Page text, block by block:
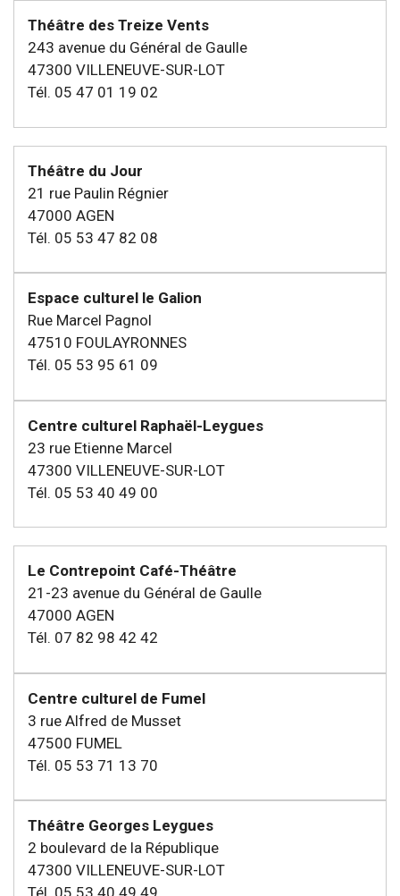
Théâtre des Treize Vents
243 avenue du Général de Gaulle
47300 VILLENEUVE-SUR-LOT
Tél. 05 47 01 19 02
Théâtre du Jour
21 rue Paulin Régnier
47000 AGEN
Tél. 05 53 47 82 08
Espace culturel le Galion
Rue Marcel Pagnol
47510 FOULAYRONNES
Tél. 05 53 95 61 09
Centre culturel Raphaël-Leygues
23 rue Etienne Marcel
47300 VILLENEUVE-SUR-LOT
Tél. 05 53 40 49 00
Le Contrepoint Café-Théâtre
21-23 avenue du Général de Gaulle
47000 AGEN
Tél. 07 82 98 42 42
Centre culturel de Fumel
3 rue Alfred de Musset
47500 FUMEL
Tél. 05 53 71 13 70
Théâtre Georges Leygues
2 boulevard de la République
47300 VILLENEUVE-SUR-LOT
Tél. 05 53 40 49 49